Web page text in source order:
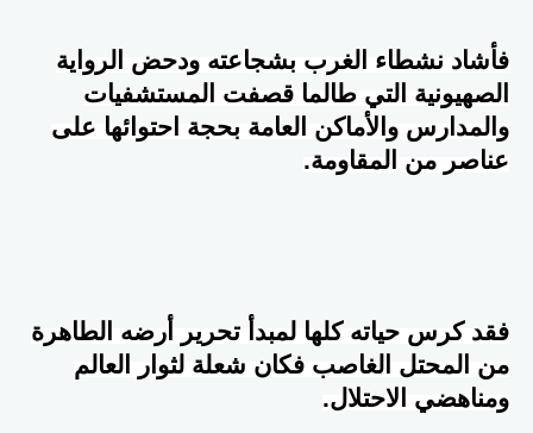
فأشاد نشطاء الغرب بشجاعته ودحض الرواية
الصهيونية التي طالما قصفت المستشفيات
والمدارس والأماكن العامة بحجة احتوائها على
عناصر من المقاومة.
فقد كرس حياته كلها لمبدأ تحرير أرضه الطاهرة
من المحتل الغاصب فكان شعلة لثوار العالم
ومناهضي الاحتلال.